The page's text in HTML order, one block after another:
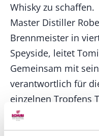
Whisky zu schaffen.
Master Distiller
Brennmeister in
Speyside, leitet
Gemeinsam mit
verantwortlich für
einzelnen Tropfens
Dabei setzen sie
seit Jahrhunderten